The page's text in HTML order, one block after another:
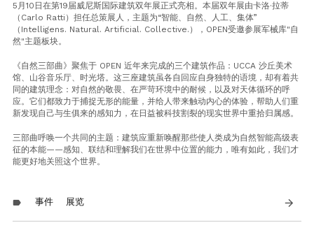
5月10日在第19届威尼斯国际建筑双年展正式亮相。本届双年展由卡洛·拉蒂
（Carlo Ratti）担任总策展人，主题为“智能、自然、人工、集体”
（Intelligens. Natural. Artificial. Collective.），OPEN受邀参展军械库"自
然"主题板块。
《自然三部曲》聚焦于 OPEN 近年来完成的三个建筑作品：UCCA 沙丘美术
馆、山谷音乐厅、时光塔。这三座建筑虽各自回应自身独特的语境，却有着共
同的建筑理念：对自然的敬畏、在严苛环境中的耐候，以及对天体循环的呼
应。它们都致力于捕捉无形的能量，并给人带来触动内心的体验，帮助人们重
新发现自己与生俱来的感知力，在日益被科技割裂的现实世界中重拾归属感。
三部曲呼唤一个共同的主题：建筑应重新唤醒那些使人类成为自然智能高级表
征的本能——感知、联结和理解我们在世界中位置的能力，唯有如此，我们才
能更好地关照这个世界。
label 事件 展览 arrow_forward